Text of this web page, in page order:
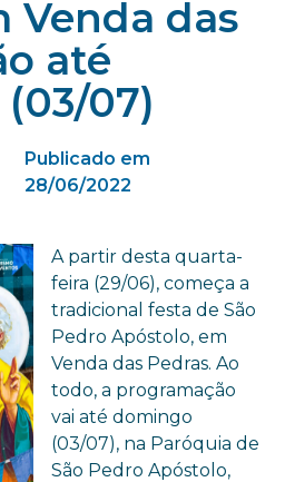
Venda das
até
07)
Publicado em
28/06/2022
A partir desta quarta-
feira (29/06), começa a
tradicional festa de São
Pedro Apóstolo, em
Venda das Pedras. Ao
todo, a programação
vai até domingo
(03/07), na Paróquia de
São Pedro Apóstolo,